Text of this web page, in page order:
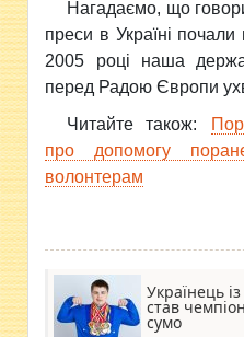
Нагадаємо, що
преси в Україні
2005 році наша
перед Радою Європи
Читайте також:
про допомогу
волонтерам
Українець
став
сумо